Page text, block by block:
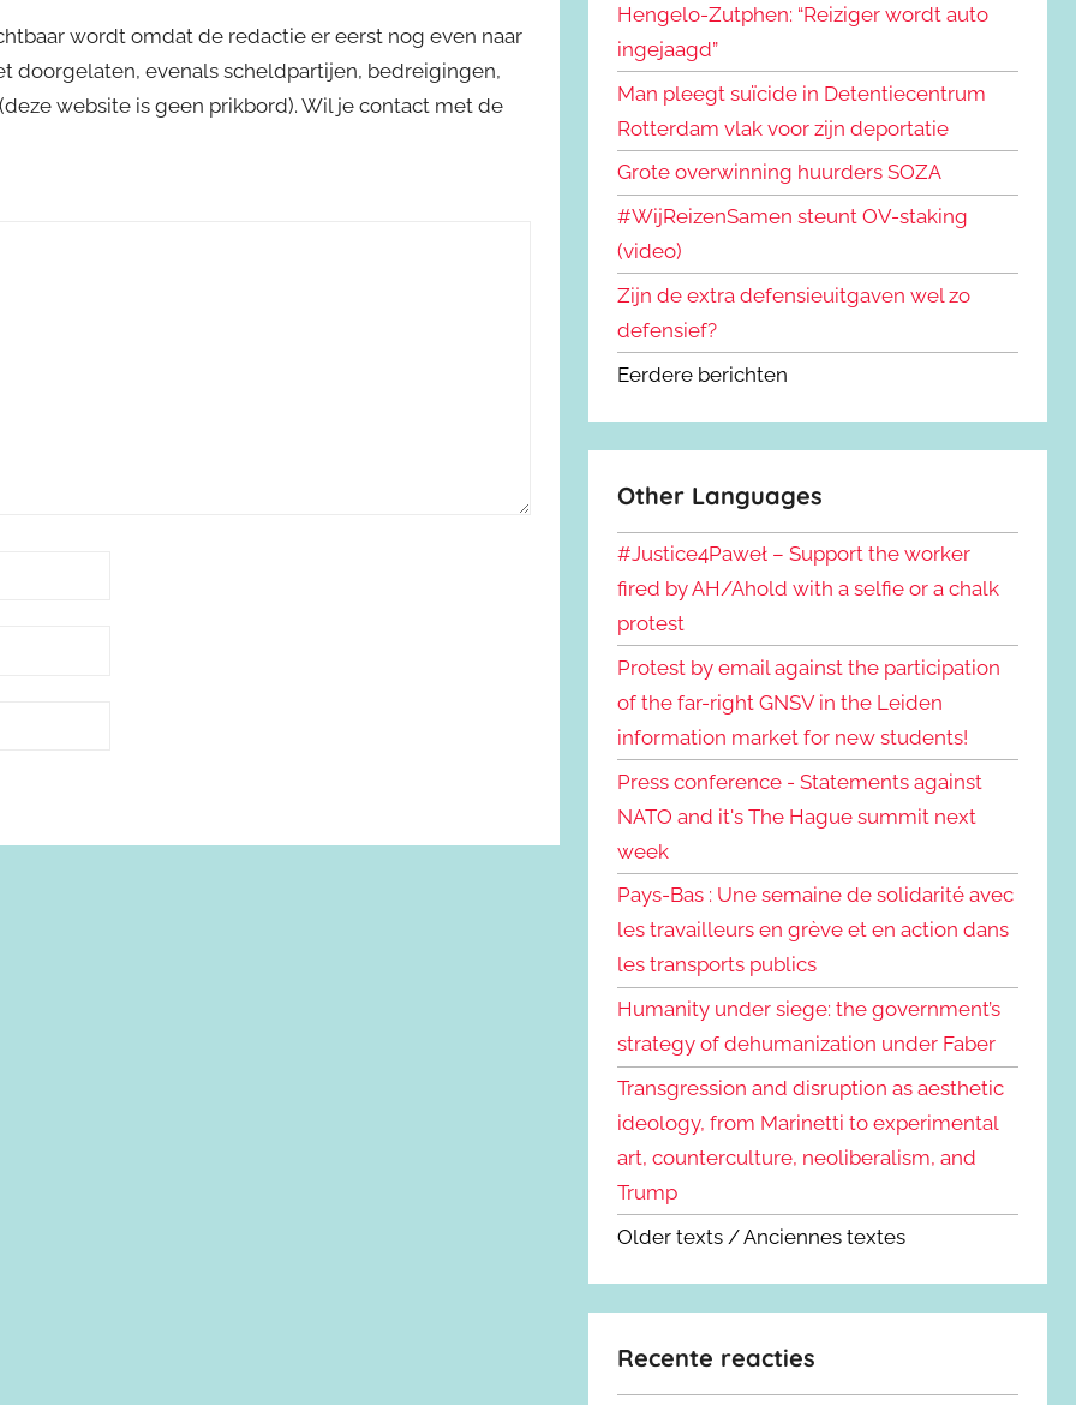
wordt omdat de redactie er eerst nog even naar
doorgelaten, evenals scheldpartijen, bedreigingen,
website is geen prikbord). Wil je contact met de
Hengelo-Zutphen: “Reiziger wordt auto
ingejaagd”
Man pleegt suïcide in Detentiecentrum
Rotterdam vlak voor zijn deportatie
Grote overwinning huurders SOZA
#WijReizenSamen steunt OV-staking
(video)
Zijn de extra defensieuitgaven wel zo
defensief?
Eerdere berichten
Other Languages
#Justice4Paweł – Support the worker
fired by AH/Ahold with a selfie or a chalk
protest
Protest by email against the participation
of the far-right GNSV in the Leiden
information market for new students!
Press conference - Statements against
NATO and it's The Hague summit next
week
Pays-Bas : Une semaine de solidarité avec
les travailleurs en grève et en action dans
les transports publics
Humanity under siege: the government’s
strategy of dehumanization under Faber
Transgression and disruption as aesthetic
ideology, from Marinetti to experimental
art, counterculture, neoliberalism, and
Trump
Older texts / Anciennes textes
Recente reacties